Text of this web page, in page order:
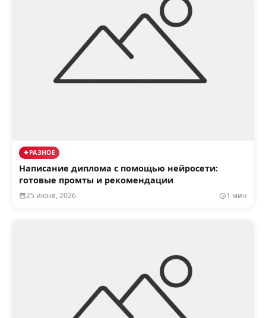
РАЗНОЕ
Написание диплома с помощью нейросети:
готовые промты и рекомендации
25 июня, 2026 1 мин